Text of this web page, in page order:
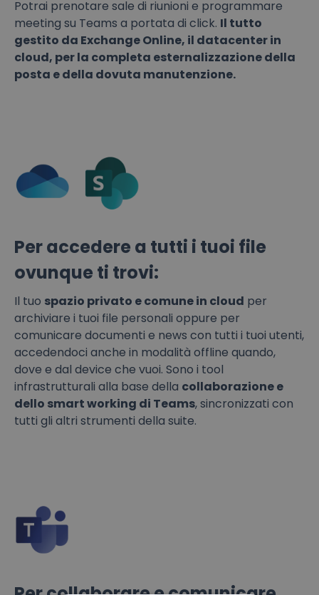
Potrai prenotare sale di riunioni e programmare
meeting su Teams a portata di click. Il tutto
gestito da Exchange Online, il datacenter in
cloud, per la completa esternalizzazione della
posta e della dovuta manutenzione.
Per accedere a tutti i tuoi file
ovunque ti trovi:
Il tuo spazio privato e comune in cloud per
archiviare i tuoi file personali oppure per
comunicare documenti e news con tutti i tuoi utenti,
accedendoci anche in modalità offline quando,
dove e dal device che vuoi. Sono i tool
infrastrutturali alla base della collaborazione e
dello smart working di Teams, sincronizzati con
tutti gli altri strumenti della suite.